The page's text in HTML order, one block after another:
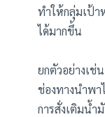
ทำให้กลุ่มเป้า
ได้มากขึ้น
ยกตัวอย่างเช่
ช่องทางนำพ
การสั่งเติมน้ำ